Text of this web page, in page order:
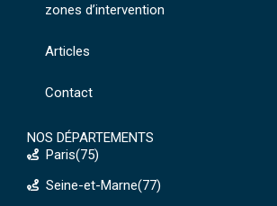
zones d’intervention
Articles
Contact
NOS DÉPARTEMENTS
Paris(75)
Seine-et-Marne(77)